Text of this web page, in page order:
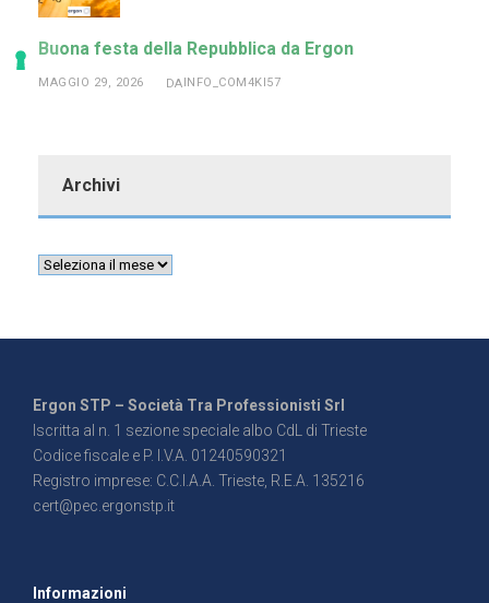
Buona festa della Repubblica da Ergon
MAGGIO 29, 2026 DAINFO_COM4KI57
Archivi
Ergon STP – Società Tra Professionisti Srl
Iscritta al n. 1 sezione speciale albo CdL di Trieste
Codice fiscale e P. I.V.A. 01240590321
Registro imprese: C.C.I.A.A. Trieste, R.E.A. 135216
cert@pec.ergonstp.it
Informazioni